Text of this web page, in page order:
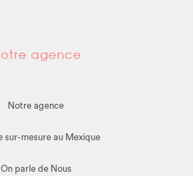
agence
Notre agence
sur-mesure au Mexique
On parle de Nous